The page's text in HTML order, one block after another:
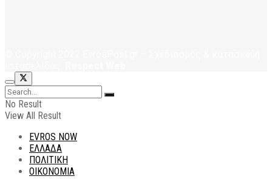
No Result
View All Result
EVROS NOW
ΕΛΛΑΔΑ
ΠΟΛΙΤΙΚΗ
ΟΙΚΟΝΟΜΙΑ